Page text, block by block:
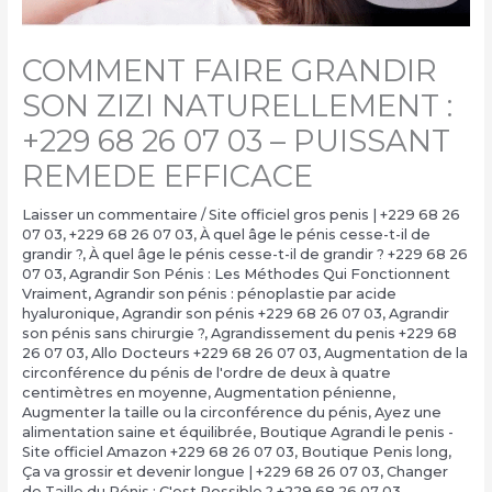
COMMENT FAIRE GRANDIR
SON ZIZI NATURELLEMENT :
+229 68 26 07 03 – PUISSANT
REMEDE EFFICACE
Laisser un commentaire /Site officiel gros penis | +229 68 26
07 03, +229 68 26 07 03, À quel âge le pénis cesse-t-il de
grandir ?, À quel âge le pénis cesse-t-il de grandir ? +229 68 26
07 03, Agrandir Son Pénis : Les Méthodes Qui Fonctionnent
Vraiment, Agrandir son pénis : pénoplastie par acide
hyaluronique, Agrandir son pénis +229 68 26 07 03, Agrandir
son pénis sans chirurgie ?, Agrandissement du penis +229 68
26 07 03, Allo Docteurs +229 68 26 07 03, Augmentation de la
circonférence du pénis de l'ordre de deux à quatre
centimètres en moyenne, Augmentation pénienne,
Augmenter la taille ou la circonférence du pénis, Ayez une
alimentation saine et équilibrée, Boutique Agrandi le penis -
Site officiel Amazon +229 68 26 07 03, Boutique Penis long,
Ça va grossir et devenir longue | +229 68 26 07 03, Changer